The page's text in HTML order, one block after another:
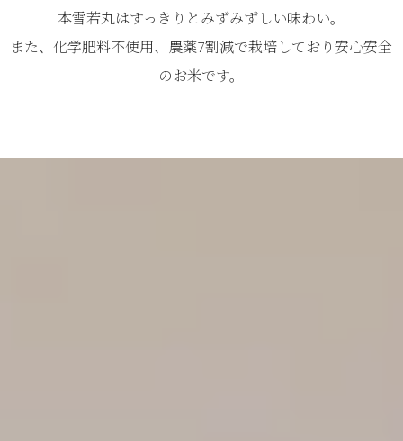
本雪若丸はすっきりとみずみずしい味わい。
また、化学肥料不使用、農薬7割減で栽培しており安心安全
のお米です。